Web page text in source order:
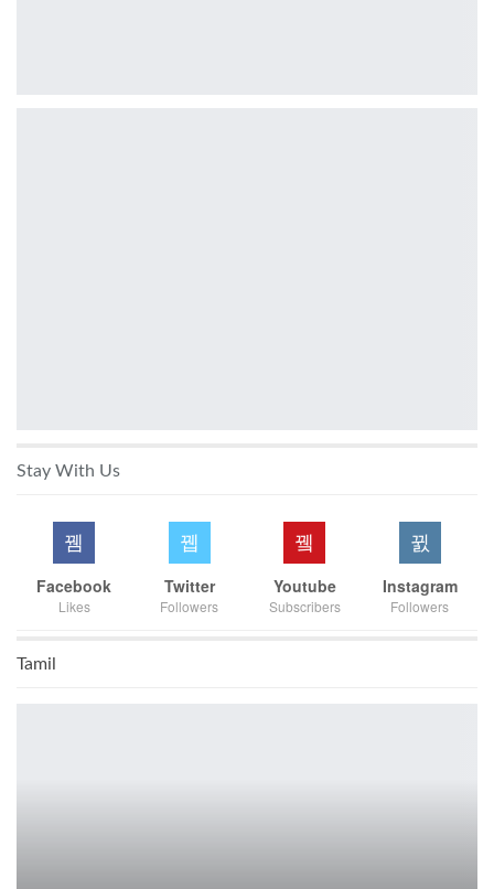
Stay With Us
Facebook
Likes
Twitter
Followers
Youtube
Subscribers
Instagram
Followers
Tamil